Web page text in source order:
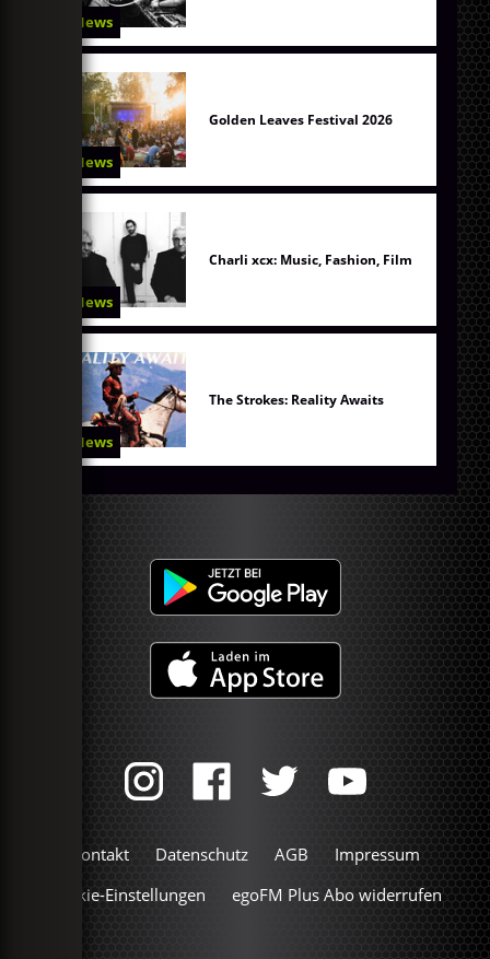
News
News
Golden Leaves Festival 2026
News
Charli xcx: Music, Fashion, Film
News
The Strokes: Reality Awaits
Kontakt Datenschutz AGB
Impressum
Cookie-Einstellungen
egoFM Plus Abo widerrufen